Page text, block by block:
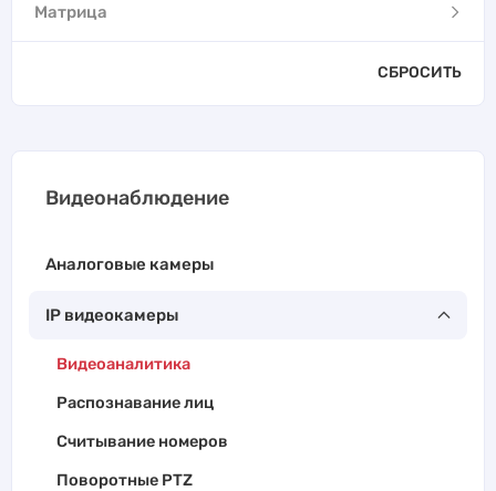
Матрица
СБРОСИТЬ
Видеонаблюдение
Аналоговые камеры
IP видеокамеры
Видеоаналитика
Распознавание лиц
Считывание номеров
Поворотные PTZ